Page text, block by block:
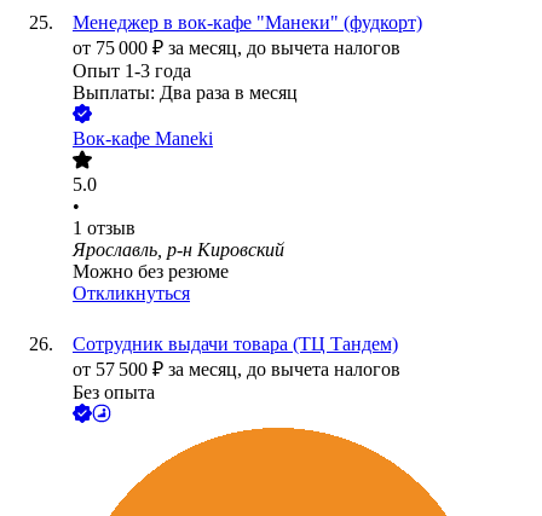
Менеджер в вок-кафе "Манеки" (фудкорт)
от 75 000 ₽ за месяц, до вычета налогов
Опыт 1-3 года
Выплаты: Два раза в месяц
Вок-кафе Maneki
5.0
•
1 отзыв
Ярославль, р-н Кировский
Можно без резюме
Откликнуться
Сотрудник выдачи товара (ТЦ Тандем)
от 57 500 ₽ за месяц, до вычета налогов
Без опыта